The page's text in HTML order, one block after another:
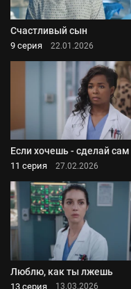
Счастливый сын
9 серия 22.01.2026
Если хочешь - сделай сам
11 серия 27.02.2026
Люблю, как ты лжешь
13 серия 13.03.2026